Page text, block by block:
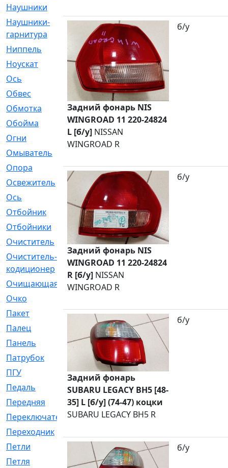
Наушники
Наушники-
гарнитура
[2]
Ниппель
[1]
Ноускат
[53]
Оcь
[2]
Обвес
[3]
Обмотка
[4]
Обойма
[14]
Огни
[1]
Омыватель
Опора
[1]
Освежитель
[1]
Ось
[4]
Отбойник
[287]
Отбойники
[80]
Очиститель
[15]
Очиститель-
кодиционер
[1]
Очищающая
[1]
Очко
Пакет
[1]
Палец
[4]
Панель
[61]
Патрубок
[248]
ПГУ
[2]
Педаль
[3]
Передняя
[22]
Переключатель
[36]
Переходник
Петли
[23]
Петля
[3]
Задний фонарь NIS
WINGROAD 11 220-24824
L [б/у] NISSAN
WINGROAD R
б/у
Задний фонарь NIS
WINGROAD 11 220-24824
R [б/у] NISSAN
WINGROAD R
б/у
Задний фонарь
SUBARU LEGACY BH5 [48-
35] L [б/у] (74-47) коцки
SUBARU LEGACY BH5 R
б/у
б/у